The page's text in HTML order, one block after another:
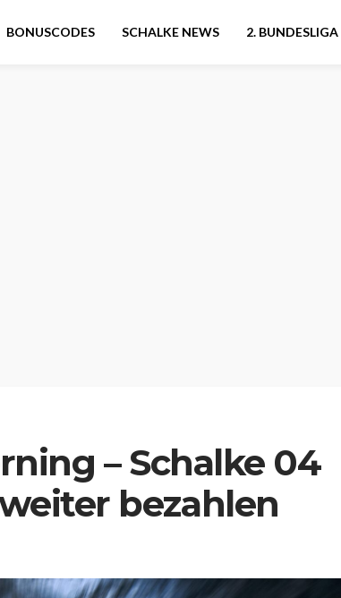
BONUSCODES SCHALKE NEWS 2. BUNDESLIGA
– Schalke 04
bezahlen